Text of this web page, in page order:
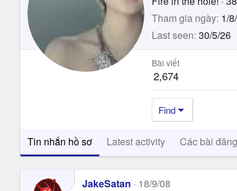
Tham gia ngày 1/
Last seen 30/5/26
Bài viết
2,674
Find
Tin nhắn hồ sơ Latest activity Các bài đăng
JakeSatan 18/9/08